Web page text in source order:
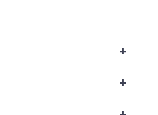
+
+